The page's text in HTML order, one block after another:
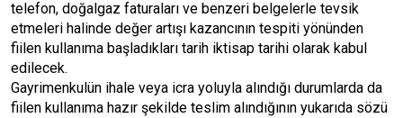
telefon, doğalgaz faturaları ve benzeri belgelerle tevsik
etmeleri halinde değer artışı kazancının tespiti yönünden
fiilen kullanıma başladıkları tarih iktisap tarihi olarak kabul
edilecek.
Gayrimenkulün ihale veya icra yoluyla alındığı durumlarda da
fiilen kullanıma hazır şekilde teslim alındığının yukarıda sözü